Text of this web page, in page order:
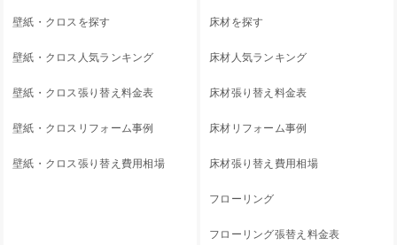
壁紙・クロスを探す
壁紙・クロス人気ランキング
壁紙・クロス張り替え料金表
壁紙・クロスリフォーム事例
壁紙・クロス張り替え費用相場
床材を探す
床材人気ランキング
床材張り替え料金表
床材リフォーム事例
床材張り替え費用相場
フローリング
フローリング張替え料金表